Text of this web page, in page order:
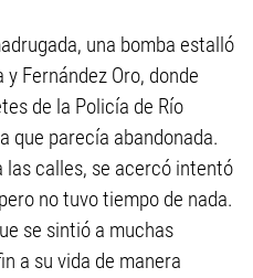
una bomba estalló
Fernández Oro, donde
de la Policía de Río
que parecía abandonada.
calles, se acercó intentó
no tuvo tiempo de nada.
se sintió a muchas
a su vida de manera